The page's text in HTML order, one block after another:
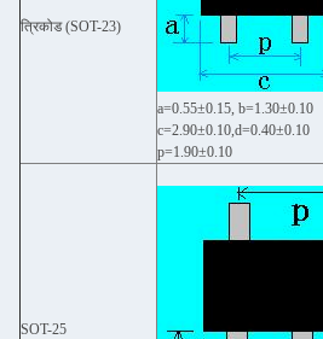
त्रिकोड (SOT-23)
a=0.55±0.15, b=1.30±0.10
c=2.90±0.10,d=0.40±0.10
p=1.90±0.10
SOT-25